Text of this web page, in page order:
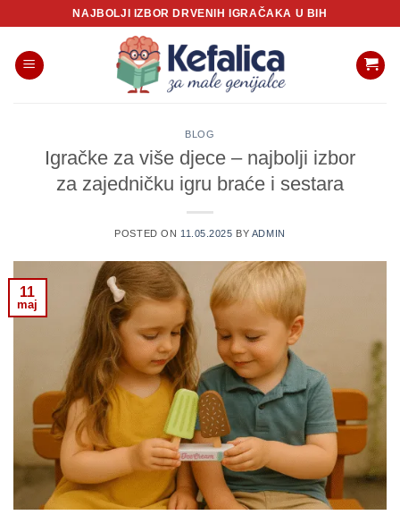
content
NAJBOLJI IZBOR DRVENIH IGRAČAKA U BIH
BLOG
Igračke za više djece – najbolji izbor
za zajedničku igru braće i sestara
POSTED ON 11.05.2025 BY ADMIN
11
maj